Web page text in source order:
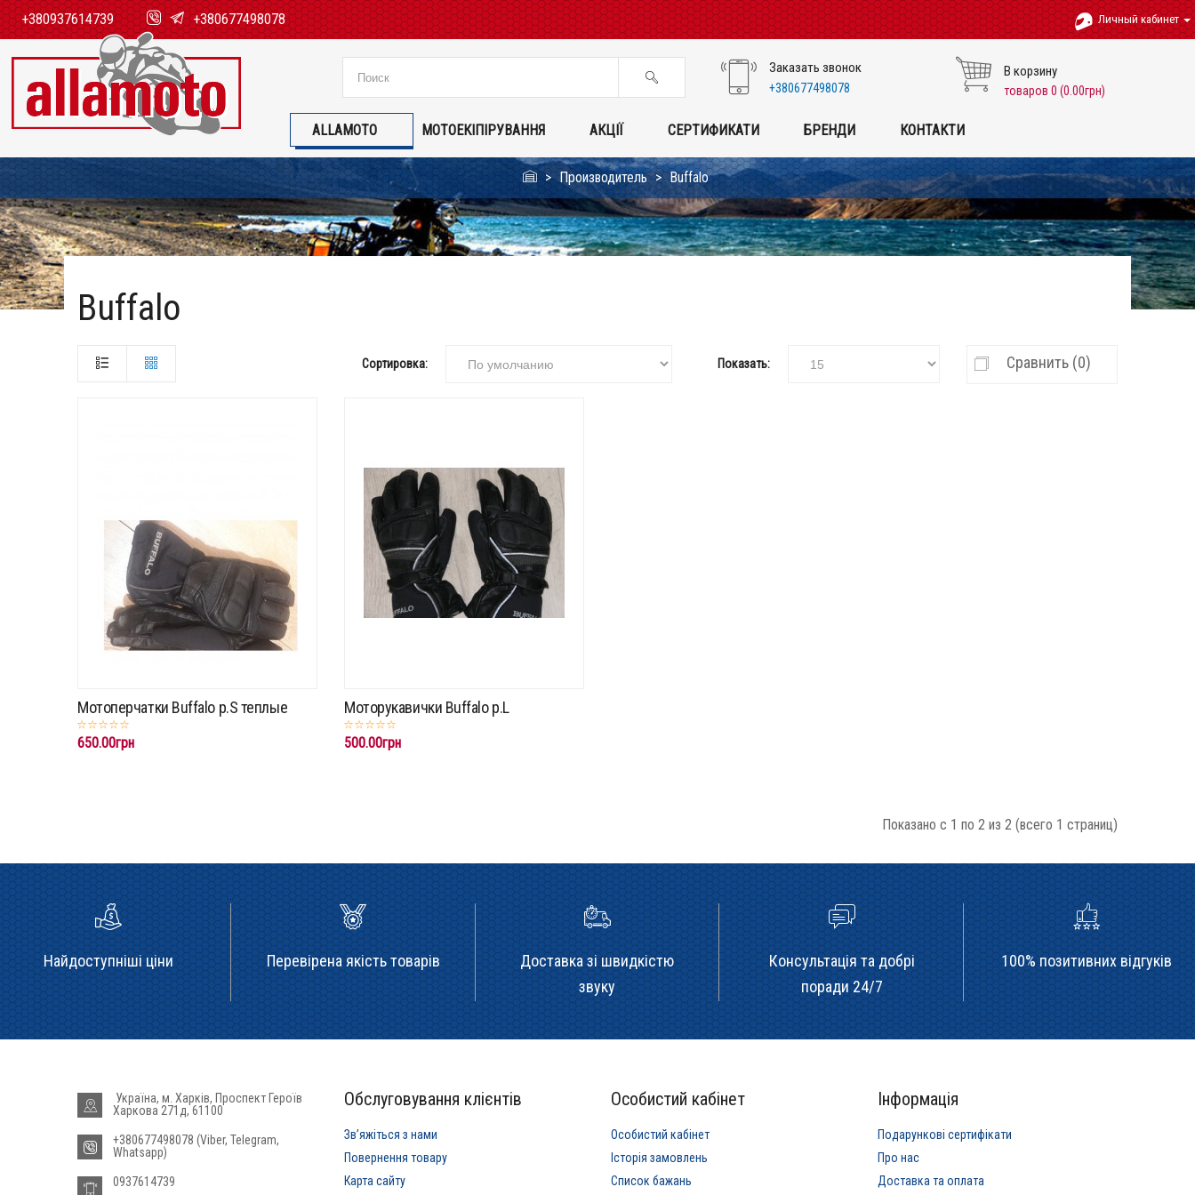
+380937614739 +380677498078 Личный кабинет
Заказать звонок
+380677498078
В корзину
товаров 0 (0.00грн)
ALLAMOTO МОТОЕКІПІРУВАННЯ АКЦІЇ СЕРТИФИКАТИ БРЕНДИ КОНТАКТИ
Производитель Buffalo
Buffalo
Сортировка: Показать: Сравнить (0)
Мотоперчатки Buffalo р.S теплые
650.00грн
Моторукавички Buffalo p.L
500.00грн
Показано с 1 по 2 из 2 (всего 1 страниц)
Найдоступніші ціни Перевірена якість товарів
Доставка зі швидкістю
звуку
Консультація та добрі
поради 24/7
100% позитивних відгуків
Україна, м. Харків, Проспект Героїв
Харкова 271д, 61100
+380677498078 (Viber, Telegram,
Whatsapp)
0937614739
Обслуговування клієнтів
Звʼяжіться з нами
Повернення товару
Карта сайту
Особистий кабінет
Особистий кабінет
Історія замовлень
Список бажань
Інформація
Подарункові сертифікати
Про нас
Доставка та оплата